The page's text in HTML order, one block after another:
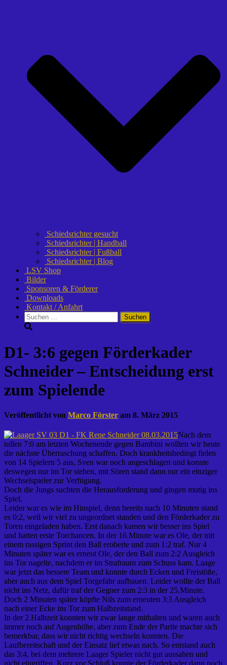
Schiedsrichter gesucht
Schiedsrichter | Handball
Schiedsrichter | Fußball
Schiedsrichter | Blog
LSV Shop
Bilder
Sponsoren & Förderer
Downloads
Kontakt / Anfahrt
Suchen
nach:
D1- 3:6 gegen Förderkader
Schneider – Entscheidung erst
zum Spielende
Veröffentlicht von Marco Förster am 8. März 2015
Nach dem
tollen 7:0 am letzten Wochenende gegen Bambini wollten wir heute
die nächste Überraschung schaffen. Doch krankheitsbedingt fielen
von 14 Spielern 5 aus, Sven war noch angeschlagen und konnte
deswegen nur im Tor stehen, mit Sören stand dann nur ein einziger
Wechselspieler zur Verfügung.
Doch die Jungs suchten die Herausforderung und gingen mutig ins
Spiel.
Leider war es wie im Hinspiel, denn bereits nach 10 Minuten stand
es 0:2, weil wir viel zu ungeordnet standen und den Förderkader zu
Toren eingeladen haben. Erst danach kamen wir besser ins Spiel
und hatten erste Torchancen. In der 16.Minute war es Ole, der mit
einem rassigen Sprint den Ball eroberte und zum 1:2 traf. Nur 4
Minuten später war es erneut Ole, der den Ball zum 2:2 Ausgleich
ins Tor nagelte, nachdem er im Strafraum zum Schuss kam. Laage
war jetzt das bessere Team und konnte durch Ecken und Freistöße,
aber auch aus dem Spiel Torgefahr aufbauen. Leider wollte der Ball
nicht ins Netz, dafür traf der Gegner zum 2:3 in der 25.Minute.
Doch 2 Minuten später köpfte Nils zum erneuten 3:3 Ausgleich
nach einer Ecke ins Tor zum Halbzeitstand.
In der 2.Halbzeit konnten wir zwar lange mithalten und waren auch
immer noch auf Augenhöhe, aber zum Ende der Partie machte sich
bemerkbar, dass wir nicht richtig wechseln konnten. Die
Laufbereitschaft und der Einsatz lief etwas nach. So entstand auch
das 3:4, bei dem mehrere Laager Spieler nicht gut aussahen und